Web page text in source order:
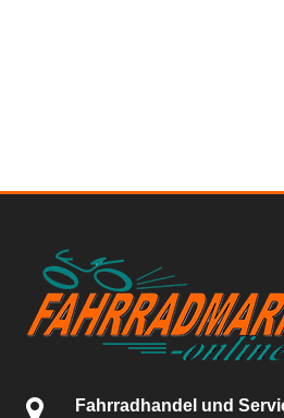
Fahrradhandel und